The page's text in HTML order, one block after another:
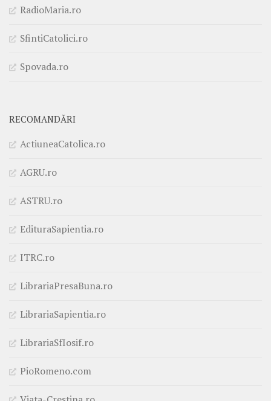
RadioMaria.ro
SfintiCatolici.ro
Spovada.ro
RECOMANDĂRI
ActiuneaCatolica.ro
AGRU.ro
ASTRU.ro
EdituraSapientia.ro
ITRC.ro
LibrariaPresaBuna.ro
LibrariaSapientia.ro
LibrariaSfIosif.ro
PioRomeno.com